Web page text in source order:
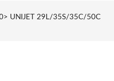
UNIJET 29L/35S/35C/50C